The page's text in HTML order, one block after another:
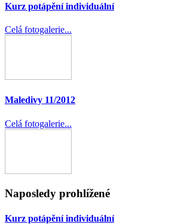
Kurz potápění individuální
Celá fotogalerie...
Maledivy 11/2012
Celá fotogalerie...
Naposledy prohlížené
Kurz potápění individuální